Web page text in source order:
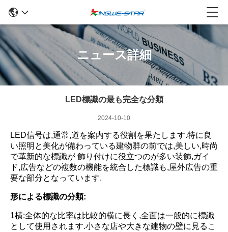
ニュース詳細
LED標識の最も完全な分類
2024-10-10
LED信号は,通常,道を案内する役割を果たします.特に良
い照明と美化が備わっている建物群の前では,美しい,時尚
で革新的な標識が 飾り付けに役立つのが多い装飾,ガイ
ド,広告などの複数の機能を統合した標識も,屋外広告の重
要な部分となっています.
形による標識の分類:
1横:全体的な比率は比較的横に長く,全面は一般的に標識
として使用されます.小さな店や大きな建物の壁に見るこ